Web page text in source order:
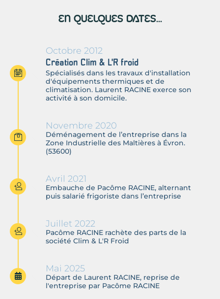
En quelques dates...
Octobre 2012
Création Clim & L'R froid
Spécialisés dans les travaux d'installation
d'équipements thermiques et de
climatisation. Laurent RACINE exerce son
activité à son domicile.
Novembre 2020
Déménagement de l’entreprise dans la
Zone Industrielle des Maltières à Évron.
(53600)
Avril 2021
Embauche de Pacôme RACINE, alternant
puis salarié frigoriste dans l’entreprise
Juillet 2022
Pacôme RACINE rachète des parts de la
société Clim & L'R Froid
Mai 2025
Départ de Laurent RACINE, reprise de
l'entreprise par Pacôme RACINE